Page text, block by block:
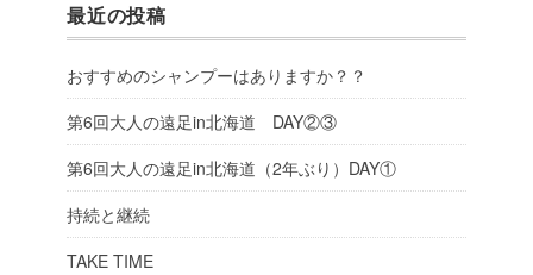
最近の投稿
おすすめのシャンプーはありますか？？
第6回大人の遠足in北海道 DAY②③
第6回大人の遠足in北海道（2年ぶり）DAY①
持続と継続
TAKE TIME